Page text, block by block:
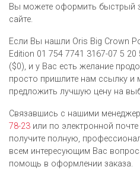
Вы можете оформить быстрый
сайте.
Если Вы нашли Oris Big Crown
Edition 01 754 7741 3167-07 5 20
($0), и у Вас есть желание
просто пришлите нам ссылку
предложить лучшую цену на
Связавшись с нашими
78-23 или по электронной почте
получите полную,
всем интересующим Вас
помощь в оформлении заказа.